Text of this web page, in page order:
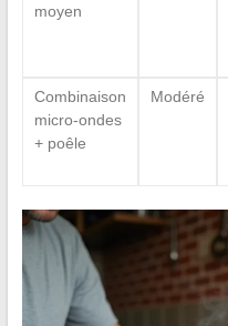
moyen
Combinaison
micro-ondes
+ poêle
Modéré